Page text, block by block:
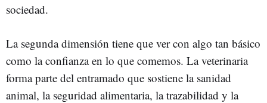
sociedad.
La segunda dimensión tiene que ver con algo tan básico
como la confianza en lo que comemos. La veterinaria
forma parte del entramado que sostiene la sanidad
animal, la seguridad alimentaria, la trazabilidad y la